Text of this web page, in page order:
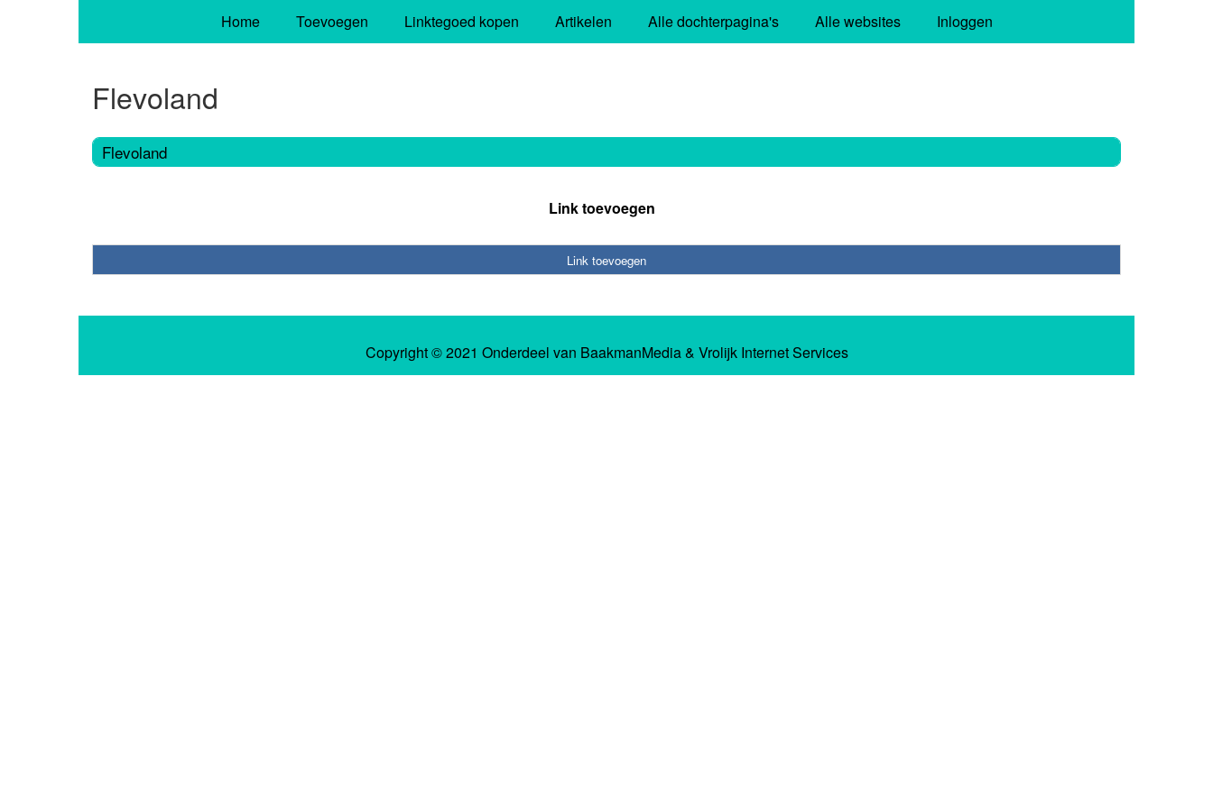
Home Toevoegen Linktegoed kopen Artikelen Alle dochterpagina's Alle websites Inloggen
Flevoland
Flevoland
Link toevoegen
Link toevoegen
Copyright © 2021 Onderdeel van BaakmanMedia& Vrolijk Internet Services